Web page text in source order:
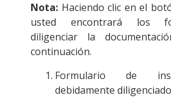
Nota: Haciendo clic en el
usted encontrará los
diligenciar la
continuación.
Formulario de
debidamente